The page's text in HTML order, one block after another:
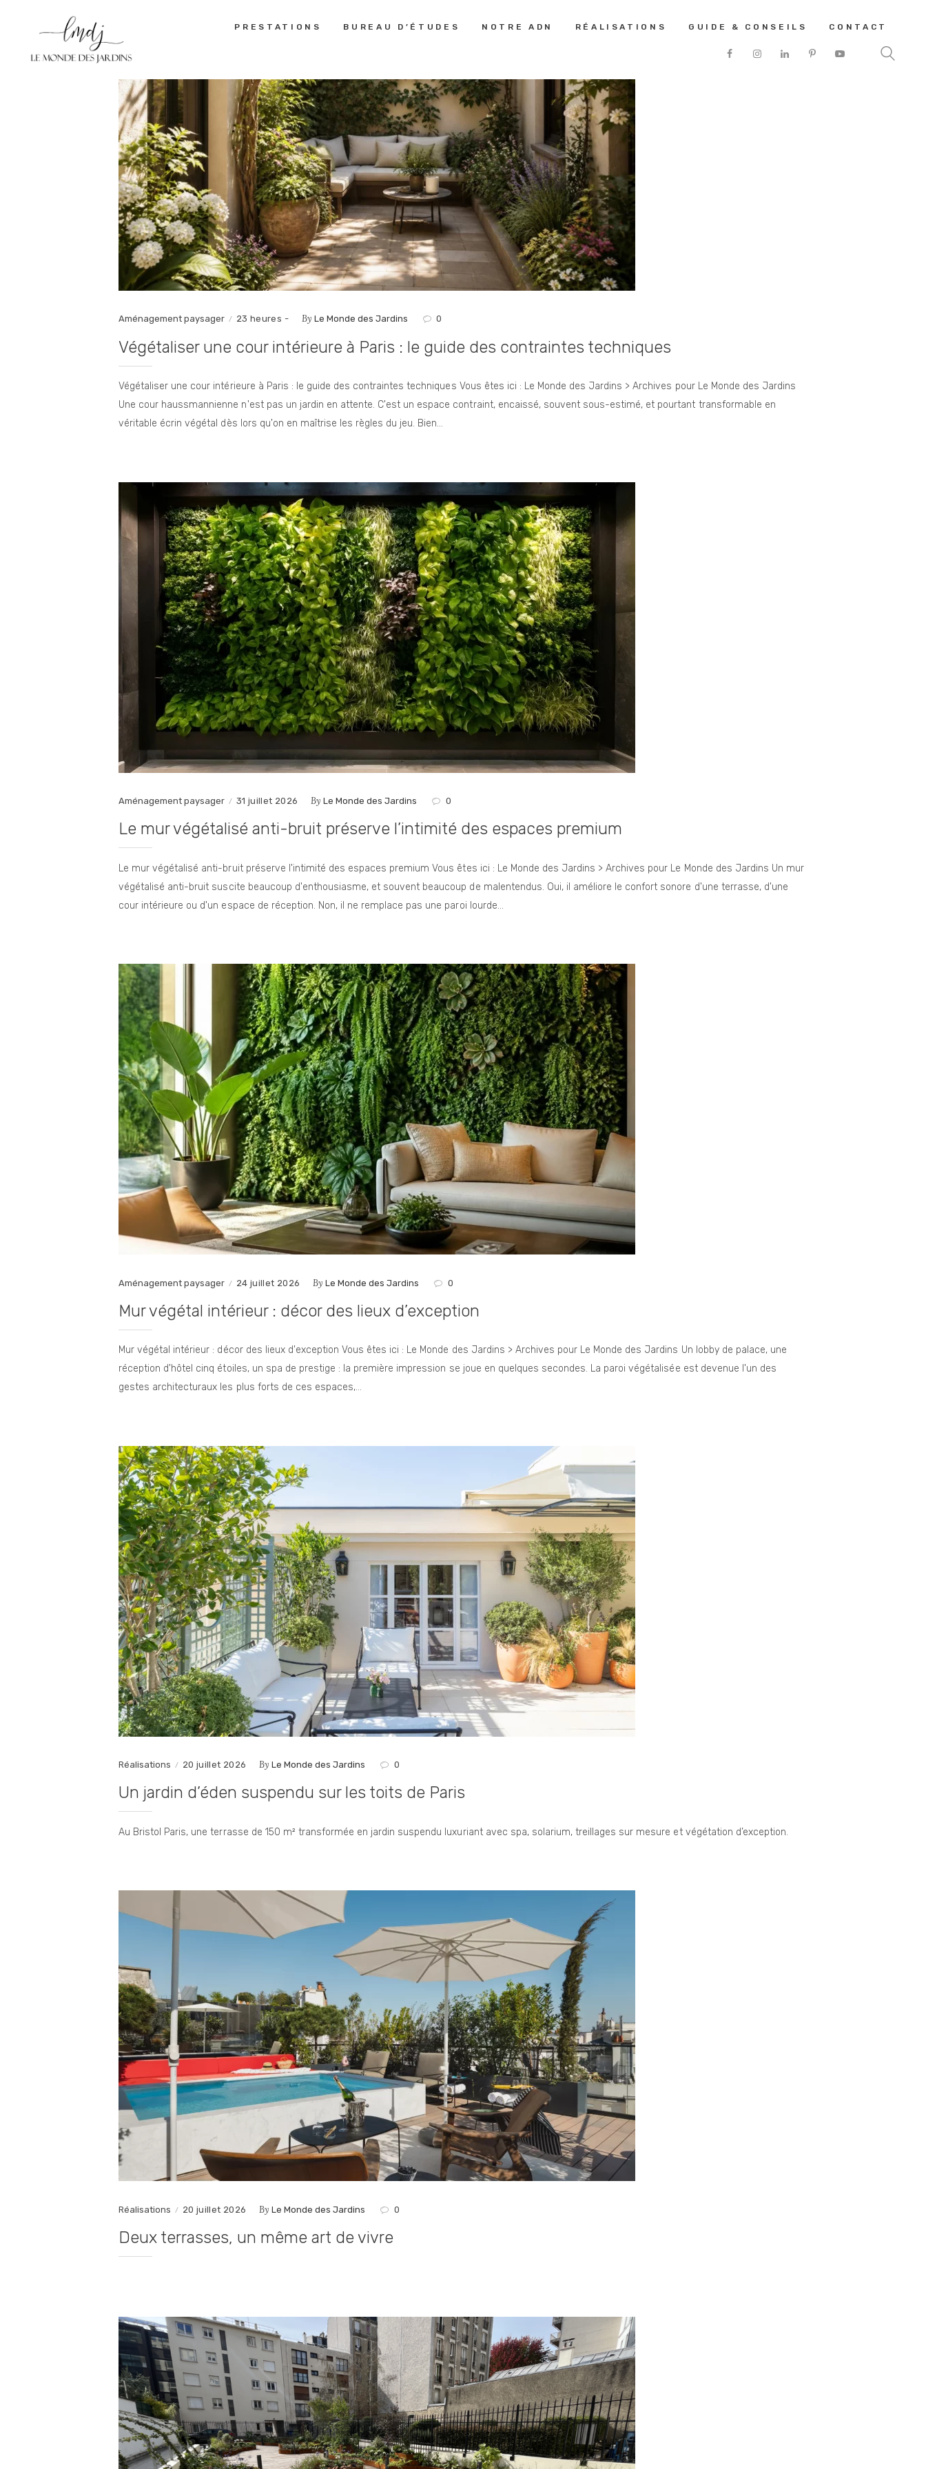
PRESTATIONS BUREAU D’ÉTUDES NOTRE ADN RÉALISATIONS GUIDE & CONSEILS CONTACT
PRESTATIONS
D’ÉTUDES
NOTRE ADN
RÉALISATIONS
GUIDE &
CONSEILS
CONTACT
Aménagement paysager 23 heures - By Le Monde des Jardins 0
Végétaliser une cour intérieure à Paris : le guide des contraintes techniques
Végétaliser une cour intérieure à Paris : le guide des contraintes techniques Vous êtes ici : Le Monde des Jardins > Archives pour Le Monde des Jardins
Une cour haussmannienne n'est pas un jardin en attente. C'est un espace contraint, encaissé, souvent sous-estimé, et pourtant transformable en
véritable écrin végétal dès lors qu'on en maîtrise les règles du jeu. Bien…
Aménagement paysager 31 juillet 2026 ByLe Monde des Jardins 0
Le mur végétalisé anti-bruit préserve l’intimité des espaces premium
Le mur végétalisé anti-bruit préserve l'intimité des espaces premium Vous êtes ici : Le Monde des Jardins > Archives pour Le Monde des Jardins Un mur
végétalisé anti-bruit suscite beaucoup d'enthousiasme, et souvent beaucoup de malentendus. Oui, il améliore le confort sonore d'une terrasse, d'une
cour intérieure ou d'un espace de réception. Non, il ne remplace pas une paroi lourde…
Aménagement paysager 24 juillet 2026 ByLe Monde des Jardins 0
Mur végétal intérieur : décor des lieux d’exception
Mur végétal intérieur : décor des lieux d'exception Vous êtes ici : Le Monde des Jardins > Archives pour Le Monde des Jardins Un lobby de palace, une
réception d'hôtel cinq étoiles, un spa de prestige : la première impression se joue en quelques secondes. La paroi végétalisée est devenue l'un des
gestes architecturaux les plus forts de ces espaces,…
Réalisations 20 juillet 2026 ByLe Monde des Jardins 0
Un jardin d’éden suspendu sur les toits de Paris
Au Bristol Paris, une terrasse de 150 m² transformée en jardin suspendu luxuriant avec spa, solarium, treillages sur mesure et végétation d’exception.
Réalisations 20 juillet 2026 ByLe Monde des Jardins 0
Deux terrasses, un même art de vivre